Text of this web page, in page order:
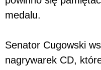
medalu.
Senator Cugowski
nagrywarek CD,